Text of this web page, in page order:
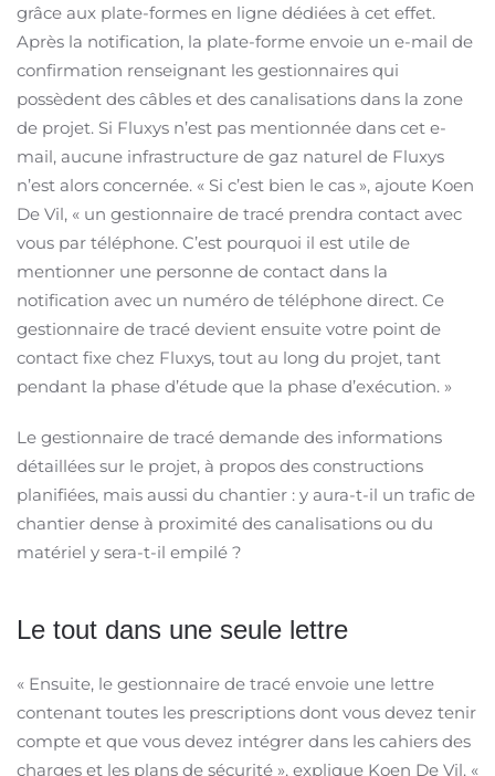
grâce aux plate-formes en ligne dédiées à cet effet.
Après la notification, la plate-forme envoie un e-mail de
confirmation renseignant les gestionnaires qui
possèdent des câbles et des canalisations dans la zone
de projet. Si Fluxys n’est pas mentionnée dans cet e-
mail, aucune infrastructure de gaz naturel de Fluxys
n’est alors concernée. « Si c’est bien le cas », ajoute Koen
De Vil, « un gestionnaire de tracé prendra contact avec
vous par téléphone. C’est pourquoi il est utile de
mentionner une personne de contact dans la
notification avec un numéro de téléphone direct. Ce
gestionnaire de tracé devient ensuite votre point de
contact fixe chez Fluxys, tout au long du projet, tant
pendant la phase d’étude que la phase d’exécution. »
Le gestionnaire de tracé demande des informations
détaillées sur le projet, à propos des constructions
planifiées, mais aussi du chantier : y aura-t-il un trafic de
chantier dense à proximité des canalisations ou du
matériel y sera-t-il empilé ?
Le tout dans une seule lettre
« Ensuite, le gestionnaire de tracé envoie une lettre
contenant toutes les prescriptions dont vous devez tenir
compte et que vous devez intégrer dans les cahiers des
charges et les plans de sécurité », explique Koen De Vil. «